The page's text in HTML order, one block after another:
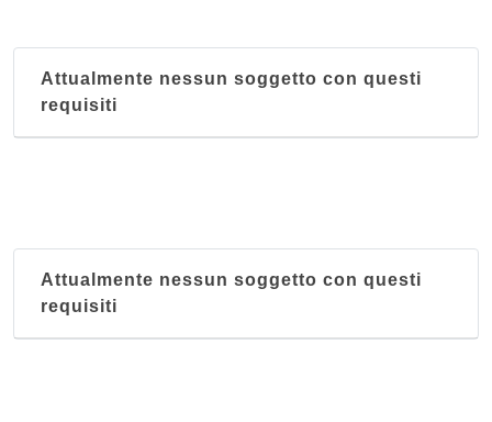
Attualmente nessun soggetto con questi
requisiti
Attualmente nessun soggetto con questi
requisiti